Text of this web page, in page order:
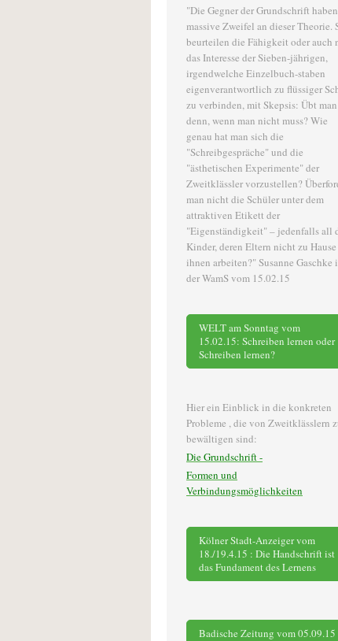
"Die Gegner der Grundschrift haben
massive Zweifel an dieser Theorie.
beurteilen die Fähigkeit oder auch
das Interesse der Sieben-jährigen,
irgendwelche Einzelbuch-staben
eigenverantwortlich zu flüssiger
zu verbinden, mit Skepsis: Übt man
denn, wenn man nicht muss? Wie
genau hat man sich die
"Schreibgespräche" und die
"ästhetischen Experimente" der
Zweitklässler vorzustellen?
man nicht die Schüler unter dem
attraktiven Etikett der
"Eigenständigkeit" – jedenfalls all
Kinder, deren Eltern nicht zu
ihnen arbeiten?" Susanne Gaschke
der WamS vom 15.02.15
WELT am Sonntag vom
15.02.15: Schreiben lernen oder
Schreiben lernen?
Hier ein Einblick in die konkreten
Probleme , die von Zweitklässlern
bewältigen sind:
Die Grundschrift -
Formen und
Verbindungsmöglichkeiten
Kölner Stadt-Anzeiger vom
18./19.4.15 : Die Handschrift ist
das Fundament des Lernens
Badische Zeitung vom 05.09.15